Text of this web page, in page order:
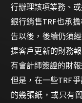
行辦理該項業務、
銀行銷售TRF也承
告以後，後續仍須
提客戶更新的財務
有會計師簽證的財
但是，在一些TRF
的幾張紙，或只有